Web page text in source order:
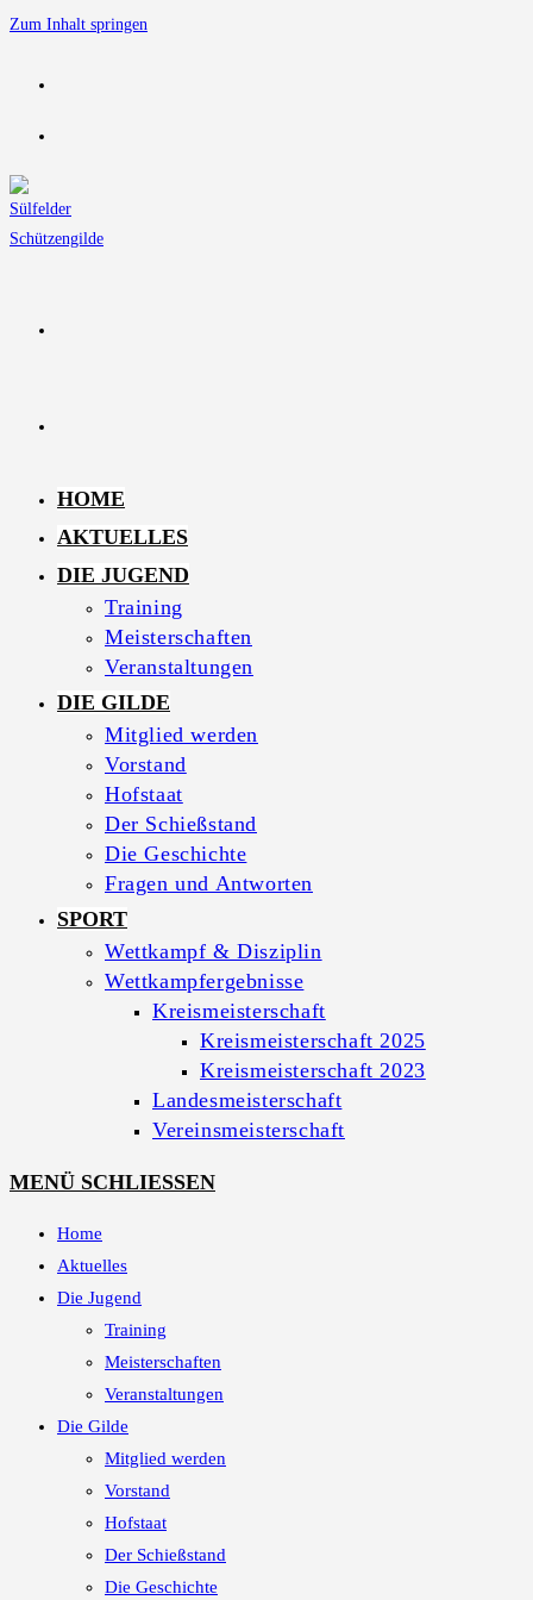
Zum Inhalt springen
HOME
AKTUELLES
DIE JUGEND
Training
Meisterschaften
Veranstaltungen
DIE GILDE
Mitglied werden
Vorstand
Hofstaat
Der Schießstand
Die Geschichte
Fragen und Antworten
SPORT
Wettkampf & Disziplin
Wettkampfergebnisse
Kreismeisterschaft
Kreismeisterschaft 2025
Kreismeisterschaft 2023
Landesmeisterschaft
Vereinsmeisterschaft
MENÜ SCHLIESSEN
Home
Aktuelles
Die Jugend
Training
Meisterschaften
Veranstaltungen
Die Gilde
Mitglied werden
Vorstand
Hofstaat
Der Schießstand
Die Geschichte